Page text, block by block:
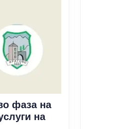
фаза на
на